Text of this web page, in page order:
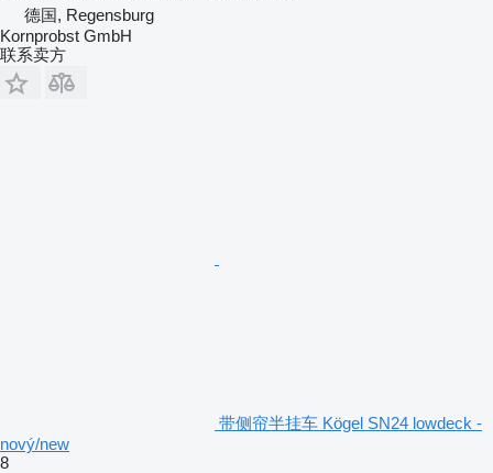
德国, Regensburg
Kornprobst GmbH
联系卖方
带侧帘半挂车 Kögel SN24 lowdeck -
nový/new
8